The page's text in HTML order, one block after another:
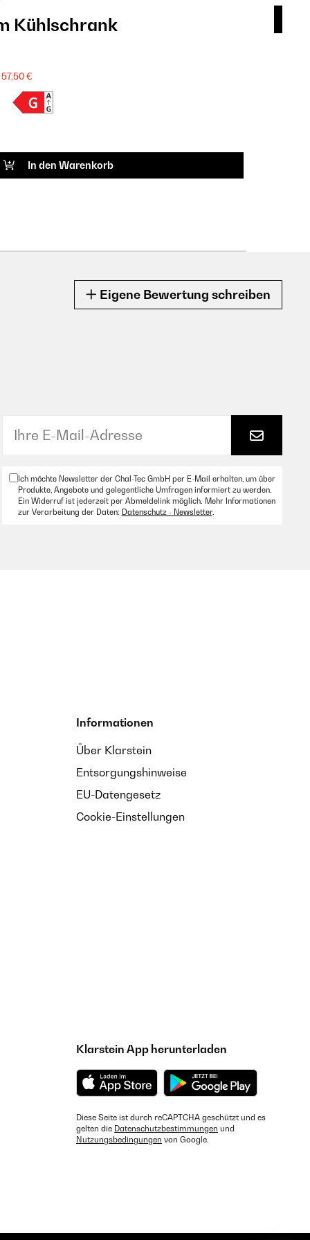
Kühlschrank
57,50 €
In den Warenkorb
Eigene Bewertung schreiben
Ich möchte Newsletter der Chal-Tec GmbH per E-Mail erhalten, um über
Produkte, Angebote und gelegentliche Umfragen informiert zu werden.
Ein Widerruf ist jederzeit per Abmeldelink möglich. Mehr Informationen
zur Verarbeitung der Daten: Datenschutz - Newsletter.
Informationen
Über Klarstein
Entsorgungshinweise
EU-Datengesetz
Cookie-Einstellungen
Klarstein App herunterladen
Diese Seite ist durch reCAPTCHA geschützt und es
gelten die Datenschutzbestimmungen und
Nutzungsbedingungen von Google.